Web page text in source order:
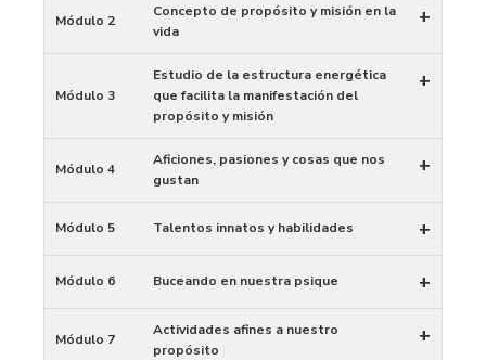
Módulo 2
Concepto de propósito y misión en la
vida
+
Módulo 3
Estudio de la estructura energética
que facilita la manifestación del
propósito y misión
+
Módulo 4
Aficiones, pasiones y cosas que nos
gustan
+
Módulo 5 Talentos innatos y habilidades +
Módulo 6 Buceando en nuestra psique +
Módulo 7
Actividades afines a nuestro
propósito
+